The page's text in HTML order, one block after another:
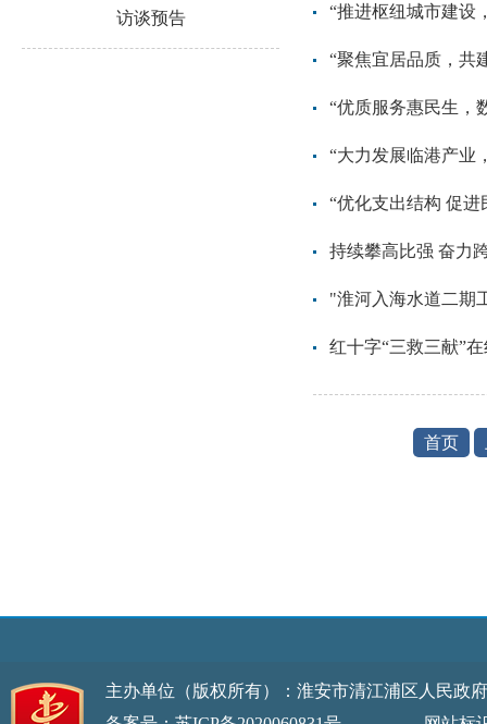
访谈预告 “推进枢纽城市建设
“聚焦宜居品质，共
“优质服务惠民生，
“大力发展临港产业
“优化支出结构 促进
持续攀高比强 奋力
"淮河入海水道二期
红十字“三救三献”
首页
主办单位（版权所有）：淮安市清江浦区人民